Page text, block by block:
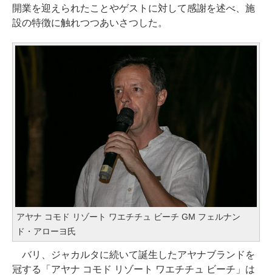
開業を迎えられたことやゲストに対して感謝を述べ、施
設の特徴に触れつつあいさつした。
アヤナ コモド リゾート ワエチチュ ビーチ GM フェルナン
ド・アローヨ氏
バリ、ジャカルタに続いて誕生したアヤナブランドを
冠する「アヤナ コモド リゾート ワエチチュ ビーチ」は